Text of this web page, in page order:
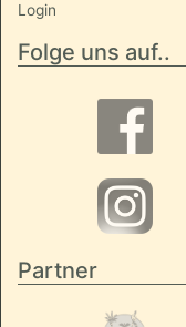
Login
Folge uns auf..
Partner